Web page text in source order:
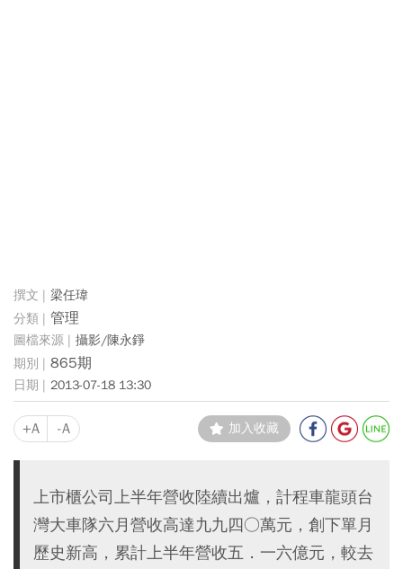
梁任瑋
管理
攝影/陳永錚
865期
2013-07-18 13:30
+A -A 加入收藏
上市櫃公司上半年營收陸續出爐，計程車龍頭台
灣大車隊六月營收高達九九四○萬元，創下單月
歷史新高，累計上半年營收五．一六億元，較去